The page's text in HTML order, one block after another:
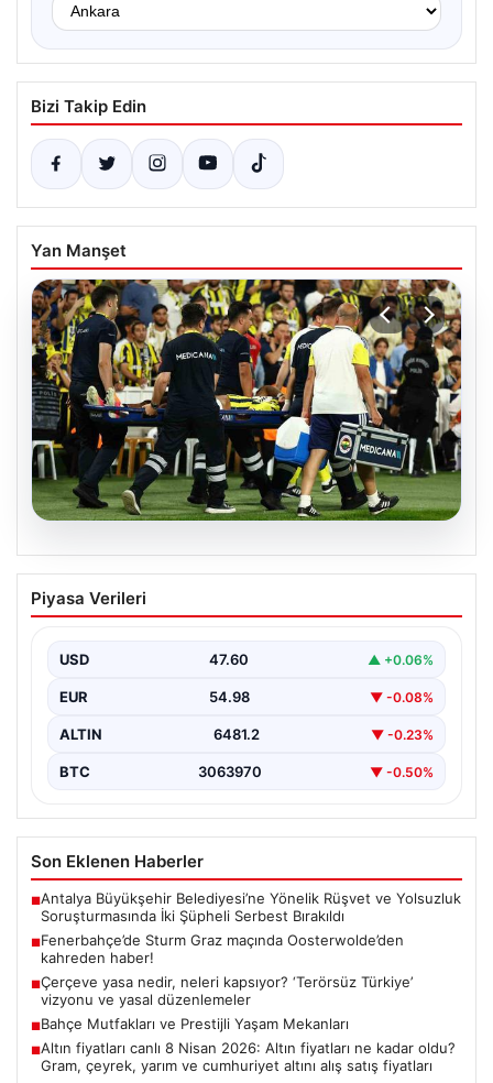
Bizi Takip Edin
Yan Manşet
05.08.2026
Fenerbahçe’de Sturm Graz maçında
Oosterwolde’den kahreden haber!
Piyasa Verileri
USD 47.60 ▲ +0.06%
EUR 54.98 ▼ -0.08%
ALTIN 6481.2 ▼ -0.23%
BTC 3063970 ▼ -0.50%
Son Eklenen Haberler
■Antalya Büyükşehir Belediyesi’ne Yönelik Rüşvet ve Yolsuzluk
Soruşturmasında İki Şüpheli Serbest Bırakıldı
■Fenerbahçe’de Sturm Graz maçında Oosterwolde’den
kahreden haber!
■Çerçeve yasa nedir, neleri kapsıyor? ‘Terörsüz Türkiye’
vizyonu ve yasal düzenlemeler
■Bahçe Mutfakları ve Prestijli Yaşam Mekanları
■Altın fiyatları canlı 8 Nisan 2026: Altın fiyatları ne kadar oldu?
Gram, çeyrek, yarım ve cumhuriyet altını alış satış fiyatları